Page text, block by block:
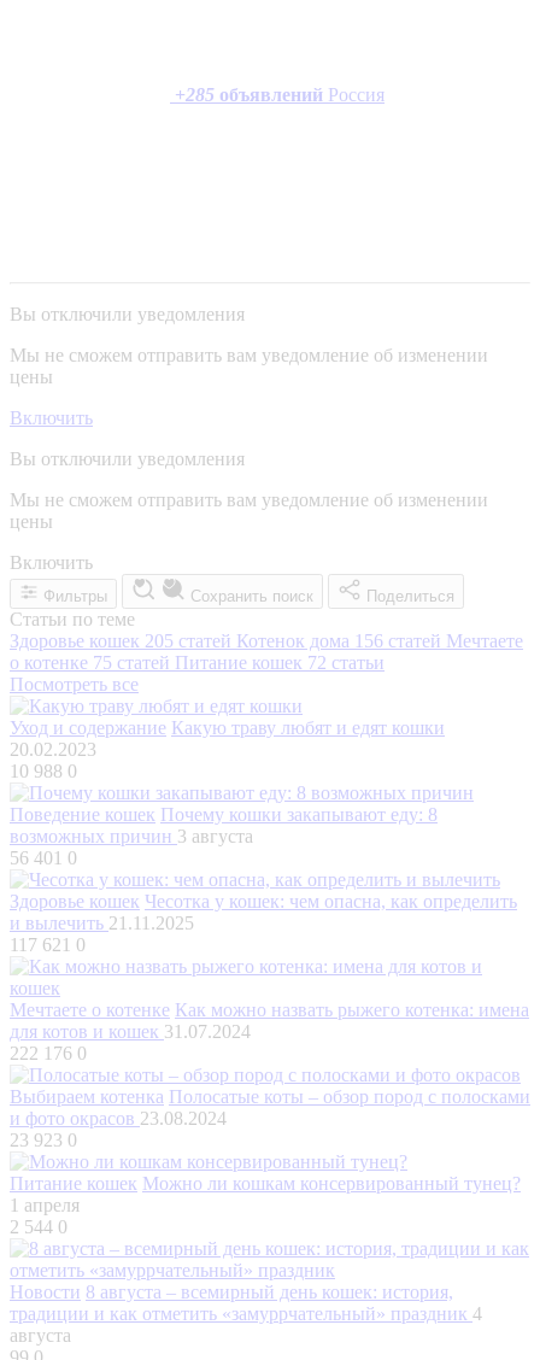
+285 объявлений Россия
Вы отключили уведомления
Мы не сможем отправить вам уведомление об изменении
цены
Включить
Вы отключили уведомления
Мы не сможем отправить вам уведомление об изменении
цены
Включить
Фильтры Сохранить поиск Поделиться
Статьи по теме
Здоровье кошек 205 статей Котенок дома 156 статей Мечтаете
о котенке 75 статей Питание кошек 72 статьи
Посмотреть все
Уход и содержание Какую траву любят и едят кошки
20.02.2023
10 988 0
Поведение кошек Почему кошки закапывают еду: 8
возможных причин 3 августа
56 401 0
Здоровье кошек Чесотка у кошек: чем опасна, как определить
и вылечить 21.11.2025
117 621 0
Мечтаете о котенке Как можно назвать рыжего котенка: имена
для котов и кошек 31.07.2024
222 176 0
Выбираем котенка Полосатые коты – обзор пород с полосками
и фото окрасов 23.08.2024
23 923 0
Питание кошек Можно ли кошкам консервированный тунец?
1 апреля
2 544 0
Новости 8 августа – всемирный день кошек: история,
традиции и как отметить «замуррчательный» праздник 4
августа